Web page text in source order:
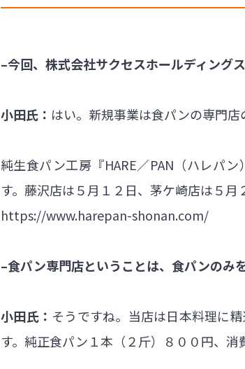
–今回、株式会社サクセスホールディング
小田氏： はい。新規事業は食パンの専門店
純生食パン工房『HARE／PAN（ハレパ
す。藤沢店は５月１２日、茅ケ崎店は５月
https://www.harepan-shonan.com/
–食パン専門店ということは、食パンのみ
小田氏： そうですね。当店は日本料理に
す。純正食パン１本（２斤）８００円、消